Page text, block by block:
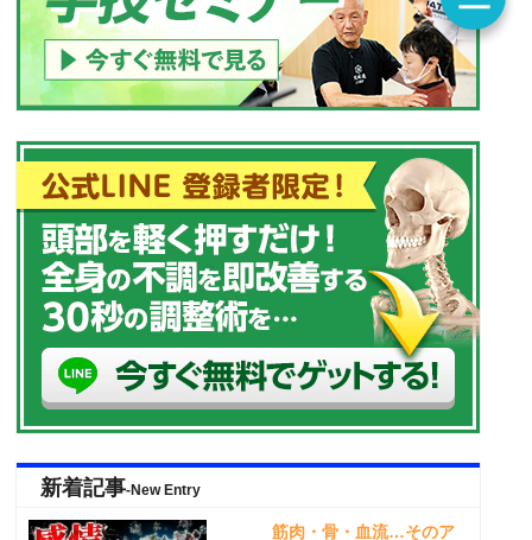
新着記事-New Entry
筋肉・骨・血流…そのア